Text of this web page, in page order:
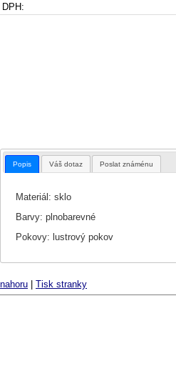
DPH:
Popis Váš dotaz Poslat známénu
Materiál: sklo
Barvy: plnobarevné
Pokovy: lustrový pokov
nahoru Tisk stranky